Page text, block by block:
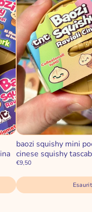
baozi squishy mini
cinese squishy
€9,50